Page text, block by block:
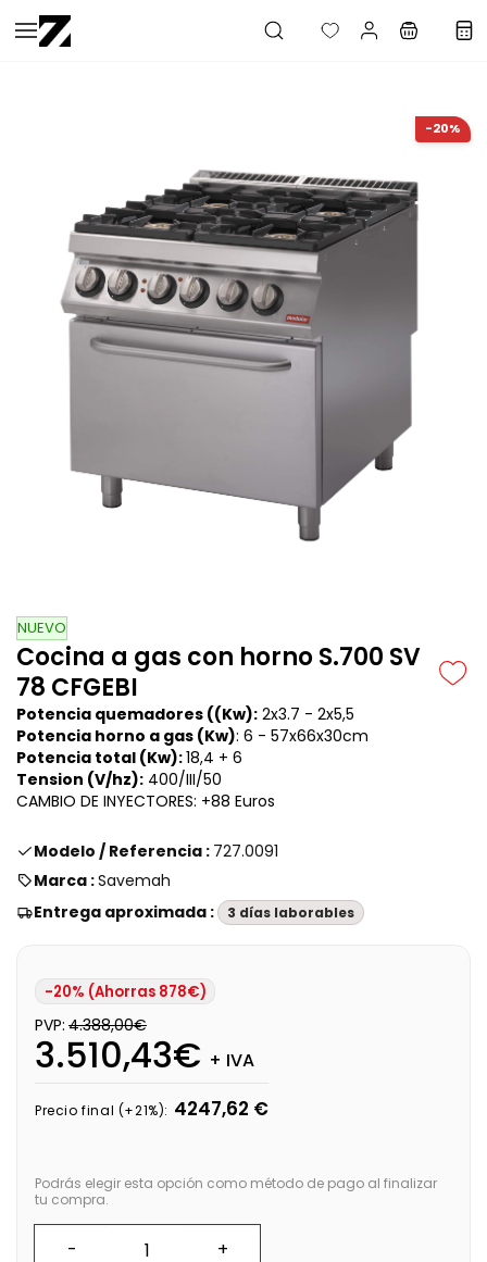
Saltar al
contenido
-20%
NUEVO
Cocina a gas con horno S.700 SV
78 CFGEBI
Potencia quemadores ((Kw): 2x3.7 - 2x5,5
Potencia horno a gas (Kw): 6 - 57x66x30cm
Potencia total (Kw):18,4 + 6
Tension (V/hz): 400/III/50
CAMBIO DE INYECTORES: +88 Euros
Modelo / Referencia : 727.0091
Marca :Savemah
Entrega aproximada :
3 días laborables
-20% (Ahorras 878€)
PVP: 4.388,00€
3.510,43€ + IVA
Precio final (+21%): 4247,62 €
Podrás elegir esta opción como método de pago al finalizar
tu compra.